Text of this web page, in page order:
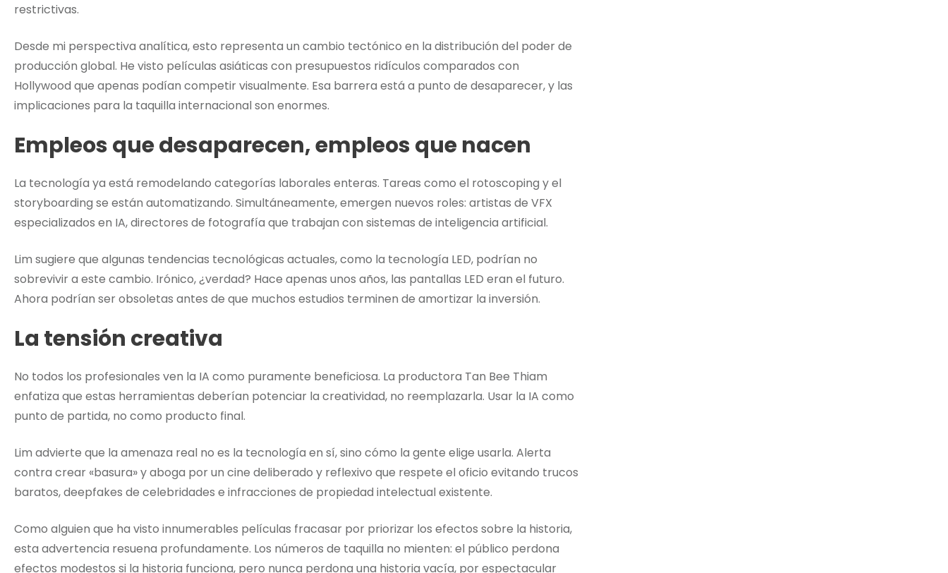
restrictivas.
Desde mi perspectiva analítica, esto representa un cambio tectónico en la distribución del poder de
producción global. He visto películas asiáticas con presupuestos ridículos comparados con
Hollywood que apenas podían competir visualmente. Esa barrera está a punto de desaparecer, y las
implicaciones para la taquilla internacional son enormes.
Empleos que desaparecen, empleos que nacen
La tecnología ya está remodelando categorías laborales enteras. Tareas como el rotoscoping y el
storyboarding se están automatizando. Simultáneamente, emergen nuevos roles: artistas de VFX
especializados en IA, directores de fotografía que trabajan con sistemas de inteligencia artificial.
Lim sugiere que algunas tendencias tecnológicas actuales, como la tecnología LED, podrían no
sobrevivir a este cambio. Irónico, ¿verdad? Hace apenas unos años, las pantallas LED eran el futuro.
Ahora podrían ser obsoletas antes de que muchos estudios terminen de amortizar la inversión.
La tensión creativa
No todos los profesionales ven la IA como puramente beneficiosa. La productora Tan Bee Thiam
enfatiza que estas herramientas deberían potenciar la creatividad, no reemplazarla. Usar la IA como
punto de partida, no como producto final.
Lim advierte que la amenaza real no es la tecnología en sí, sino cómo la gente elige usarla. Alerta
contra crear «basura» y aboga por un cine deliberado y reflexivo que respete el oficio evitando trucos
baratos, deepfakes de celebridades e infracciones de propiedad intelectual existente.
Como alguien que ha visto innumerables películas fracasar por priorizar los efectos sobre la historia,
esta advertencia resuena profundamente. Los números de taquilla no mienten: el público perdona
efectos modestos si la historia funciona, pero nunca perdona una historia vacía, por espectacular